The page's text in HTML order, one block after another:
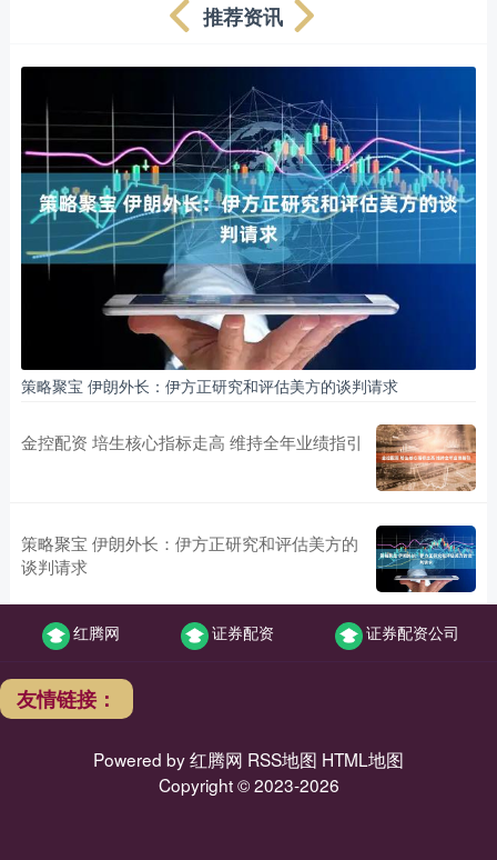
推荐资讯
策略聚宝 伊朗外长：伊方正研究和评估美方的谈判请求
金控配资 培生核心指标走高 维持全年业绩指引
策略聚宝 伊朗外长：伊方正研究和评估美方的
谈判请求
红腾网 证券配资 证券配资公司
友情链接：
Powered by红腾网 RSS地图 HTML地图
Copyright© 2023-2026